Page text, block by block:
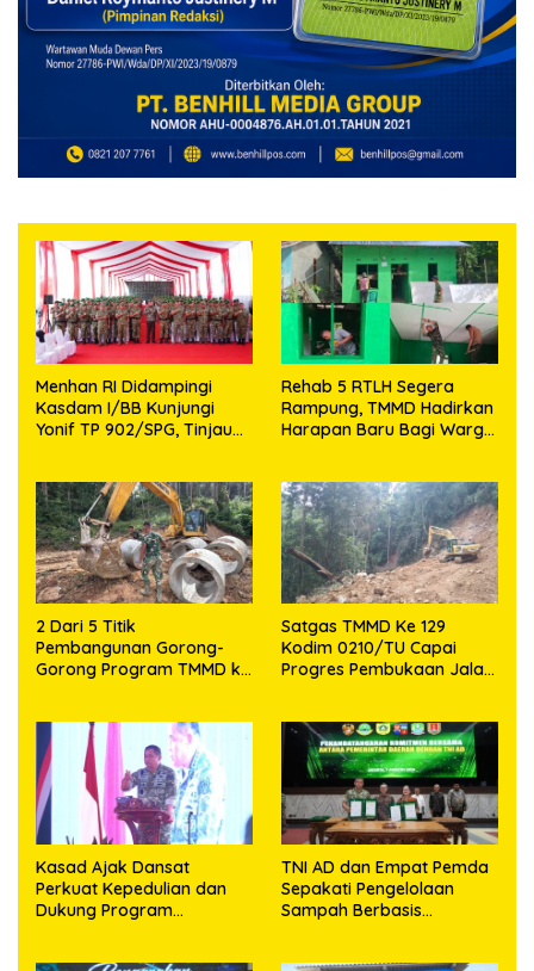
Menhan RI Didampingi
Kasdam I/BB Kunjungi
Yonif TP 902/SPG, Tinjau
Rehab 5 RTLH Segera
Rampung, TMMD Hadirkan
Harapan Baru Bagi Warga
2 Dari 5 Titik
Pembangunan Gorong-
Gorong Program TMMD ke
Satgas TMMD Ke 129
Kodim 0210/TU Capai
Progres Pembukaan Jalan
Kasad Ajak Dansat
Perkuat Kepedulian dan
Dukung Program
TNI AD dan Empat Pemda
Sepakati Pengelolaan
Sampah Berbasis